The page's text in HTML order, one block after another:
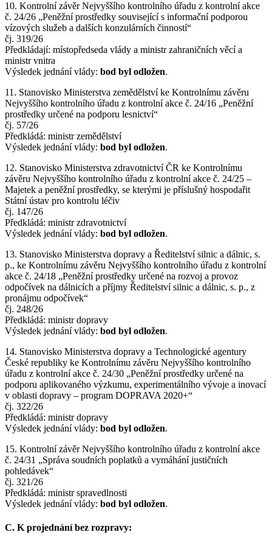
10. Kontrolní závěr Nejvyššího kontrolního úřadu z kontrolní akce
č. 24/26 „Peněžní prostředky související s informační podporou
vízových služeb a dalších konzulárních činností“
čj. 319/26
Předkládají: místopředseda vlády a ministr zahraničních věcí a
ministr vnitra
Výsledek jednání vlády: bod byl odložen.
11. Stanovisko Ministerstva zemědělství ke Kontrolnímu závěru
Nejvyššího kontrolního úřadu z kontrolní akce č. 24/16 „Peněžní
prostředky určené na podporu lesnictví“
čj. 57/26
Předkládá: ministr zemědělství
Výsledek jednání vlády: bod byl odložen.
12. Stanovisko Ministerstva zdravotnictví ČR ke Kontrolnímu
závěru Nejvyššího kontrolního úřadu z kontrolní akce č. 24/25 –
Majetek a peněžní prostředky, se kterými je příslušný hospodařit
Státní ústav pro kontrolu léčiv
čj. 147/26
Předkládá: ministr zdravotnictví
Výsledek jednání vlády: bod byl odložen.
13. Stanovisko Ministerstva dopravy a Ředitelství silnic a dálnic, s.
p., ke Kontrolnímu závěru Nejvyššího kontrolního úřadu z kontrolní
akce č. 24/18 „Peněžní prostředky určené na rozvoj a provoz
odpočívek na dálnicích a příjmy Ředitelství silnic a dálnic, s. p., z
pronájmu odpočívek“
čj. 248/26
Předkládá: ministr dopravy
Výsledek jednání vlády: bod byl odložen.
14. Stanovisko Ministerstva dopravy a Technologické agentury
České republiky ke Kontrolnímu závěru Nejvyššího kontrolního
úřadu z kontrolní akce č. 24/30 „Peněžní prostředky určené na
podporu aplikovaného výzkumu, experimentálního vývoje a inovací
v oblasti dopravy – program DOPRAVA 2020+“
čj. 322/26
Předkládá: ministr dopravy
Výsledek jednání vlády: bod byl odložen.
15. Kontrolní závěr Nejvyššího kontrolního úřadu z kontrolní akce
č. 24/31 „Správa soudních poplatků a vymáhání justičních
pohledávek“
čj. 321/26
Předkládá: ministr spravedlnosti
Výsledek jednání vlády: bod byl odložen.
C. K projednání bez rozpravy: